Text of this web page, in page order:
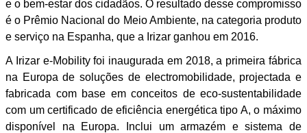
e o bem-estar dos cidadãos. O resultado desse compromisso
é o Prêmio Nacional do Meio Ambiente, na categoria produto
e serviço na Espanha, que a Irizar ganhou em 2016.
A Irizar e-Mobility foi inaugurada em 2018, a primeira fábrica
na Europa de soluções de electromobilidade, projectada e
fabricada com base em conceitos de eco-sustentabilidade
com um certificado de eficiência energética tipo A, o máximo
disponível na Europa. Inclui um armazém e sistema de